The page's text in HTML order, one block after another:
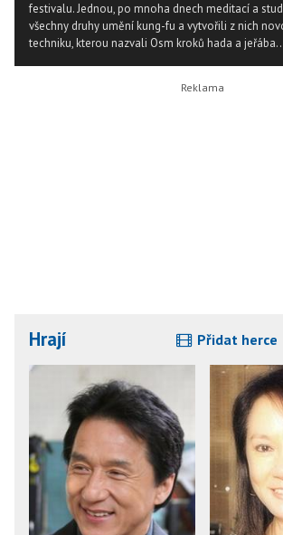
festivalu. Jednou, po mnoha dnech meditací a
všechny druhy umění kung-fu a vytvořili z nich
techniku, kterou nazvali Osm kroků hada a
Hrají Přidat herce